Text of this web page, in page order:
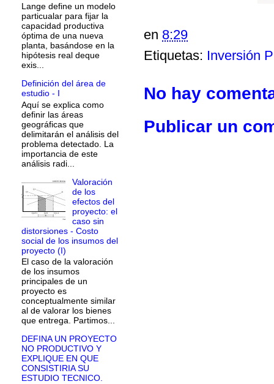
en 8:29
Etiquetas: Inversión
No hay
Publicar un
Lange define un modelo
particualar para fijar la
capacidad productiva
óptima de una nueva
planta, basándose en la
hipótesis real deque
exis...
Definición del área de
estudio - I
Aquí se explica como
definir las áreas
geográficas que
delimitarán el análisis del
problema detectado. La
importancia de este
análisis radi...
Valoración
de los
efectos del
proyecto: el
caso sin
distorsiones - Costo
social de los insumos del
proyecto (I)
El caso de la valoración
de los insumos
principales de un
proyecto es
conceptualmente similar
al de valorar los bienes
que entrega. Partimos...
DEFINA UN PROYECTO
NO PRODUCTIVO Y
EXPLIQUE EN QUE
CONSISTIRIA SU
ESTUDIO TECNICO.